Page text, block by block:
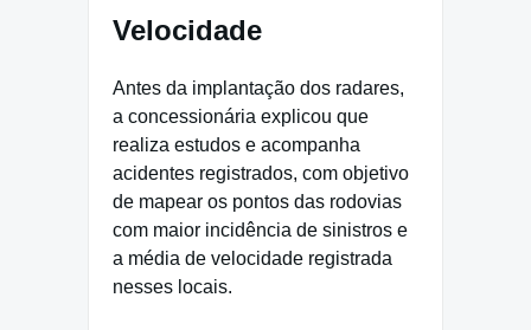
Velocidade
Antes da implantação dos radares,
a concessionária explicou que
realiza estudos e acompanha
acidentes registrados, com objetivo
de mapear os pontos das rodovias
com maior incidência de sinistros e
a média de velocidade registrada
nesses locais.